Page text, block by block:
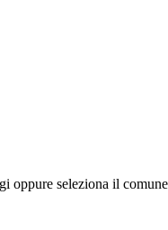
oppure seleziona il